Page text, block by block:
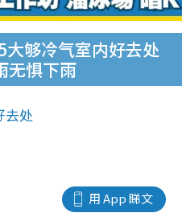
够冷气室内好去处
无惧下雨
去处
用 App 睇文